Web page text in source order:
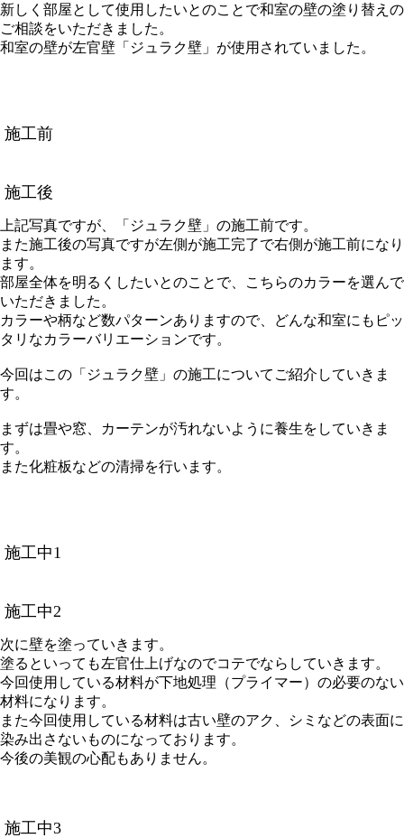
新しく部屋として使用したいとのことで和室の壁の塗り替えの
ご相談をいただきました。
和室の壁が左官壁「ジュラク壁」が使用されていました。
施工前
施工後
上記写真ですが、「ジュラク壁」の施工前です。
また施工後の写真ですが左側が施工完了で右側が施工前になり
ます。
部屋全体を明るくしたいとのことで、こちらのカラーを選んで
いただきました。
カラーや柄など数パターンありますので、どんな和室にもピッ
タリなカラーバリエーションです。
今回はこの「ジュラク壁」の施工についてご紹介していきま
す。
まずは畳や窓、カーテンが汚れないように養生をしていきま
す。
また化粧板などの清掃を行います。
施工中1
施工中2
次に壁を塗っていきます。
塗るといっても左官仕上げなのでコテでならしていきます。
今回使用している材料が下地処理（プライマー）の必要のない
材料になります。
また今回使用している材料は古い壁のアク、シミなどの表面に
染み出さないものになっております。
今後の美観の心配もありません。
施工中3